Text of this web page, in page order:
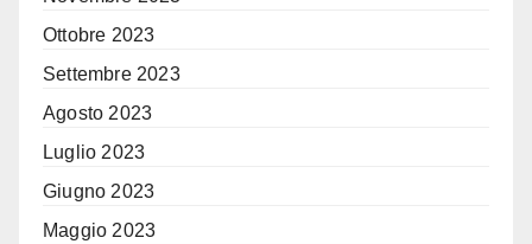
Ottobre 2023
Settembre 2023
Agosto 2023
Luglio 2023
Giugno 2023
Maggio 2023